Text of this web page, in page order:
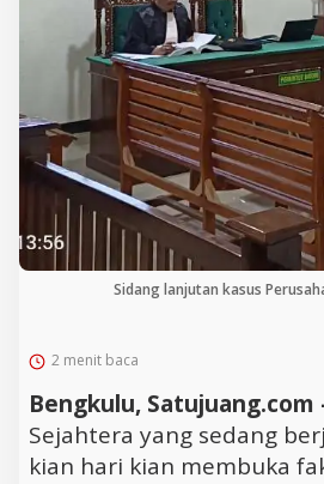
Sidang lanjutan kasus
2 menit baca
Bengkulu, Satujuang.com
Sejahtera yang sedang
kian hari kian membuka